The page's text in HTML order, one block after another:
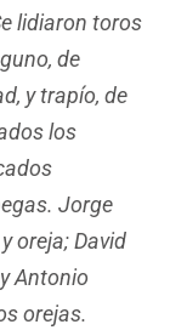
lidiaron toros
de
y trapío, de
los
Jorge
oreja; David
Antonio
orejas.